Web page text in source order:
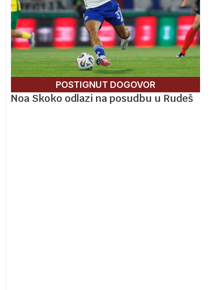
POSTIGNUT DOGOVOR
Noa Skoko odlazi na posudbu u Rudeš